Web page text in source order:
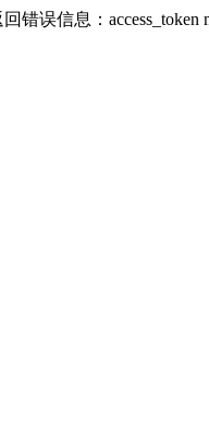
误信息：access_token